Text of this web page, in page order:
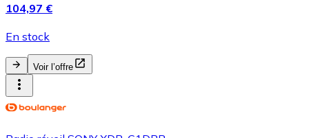
104,97 €
En stock
Voir l’offre